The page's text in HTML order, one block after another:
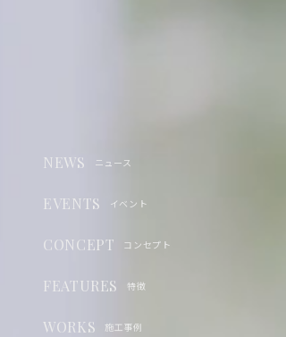
NEWS ニュース
EVENTS イベント
CONCEPT コンセプト
FEATURES 特徴
WORKS 施工事例